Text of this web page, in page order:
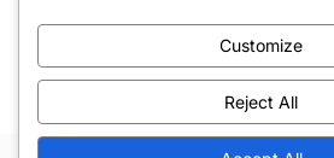
Customize
Reject All